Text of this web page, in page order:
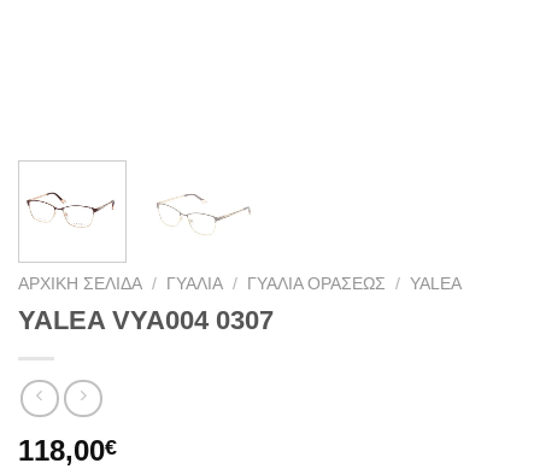
ΑΡΧΙΚΉ ΣΕΛΊΔΑ / ΓΥΑΛΙΆ / ΓΥΑΛΙΆ ΟΡΆΣΕΩΣ / YALEA
YALEA VYA004 0307
118,00€